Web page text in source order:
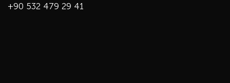
+90 532 479 29 41